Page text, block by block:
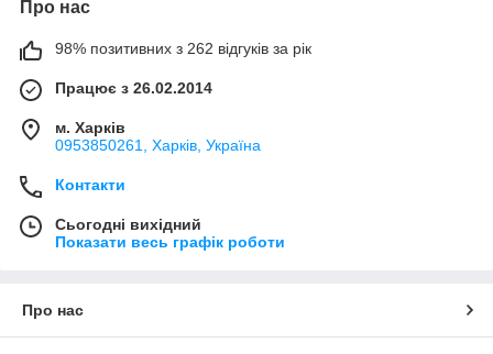
Про нас
98% позитивних з 262 відгуків за рік
Працює з 26.02.2014
м. Харків
0953850261, Харків, Україна
Контакти
Сьогодні вихідний
Показати весь графік роботи
Про нас